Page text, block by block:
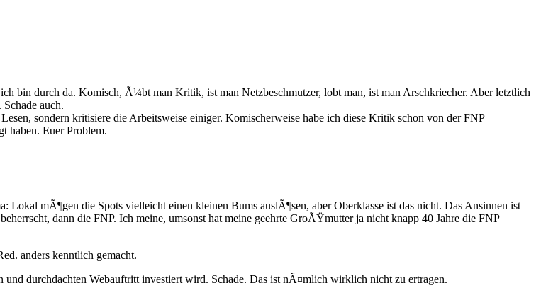
bin durch da. Komisch, Ã¼bt man Kritik, ist man Netzbeschmutzer, lobt man, ist man Arschkriecher. Aber letztlich
auch.
sondern kritisiere die Arbeitsweise einiger. Komischerweise habe ich diese Kritik schon von der FNP
haben. Euer Problem.
Lokal mÃ¶gen die Spots vielleicht einen kleinen Bums auslÃ¶sen, aber Oberklasse ist das nicht. Das Ansinnen ist
dann die FNP. Ich meine, umsonst hat meine geehrte GroÃŸmutter ja nicht knapp 40 Jahre die FNP
anders kenntlich gemacht.
durchdachten Webauftritt investiert wird. Schade. Das ist nÃ¤mlich wirklich nicht zu ertragen.